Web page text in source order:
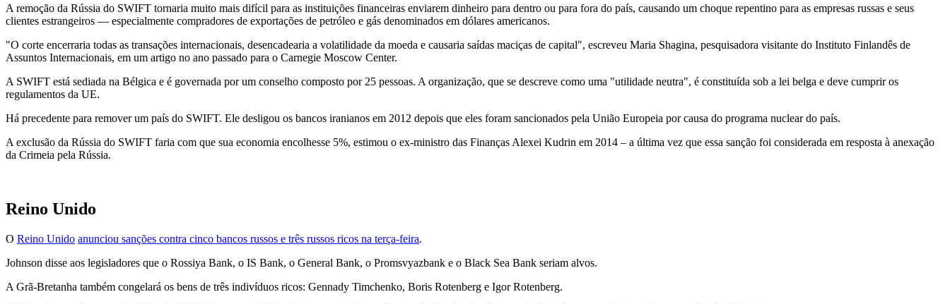
A remoção da Rússia do SWIFT tornaria muito mais difícil para as instituições financeiras enviarem dinheiro para dentro ou para fora do país, causando um choque repentino para as empresas russas e seus
clientes estrangeiros — especialmente compradores de exportações de petróleo e gás denominados em dólares americanos.
"O corte encerraria todas as transações internacionais, desencadearia a volatilidade da moeda e causaria saídas maciças de capital", escreveu Maria Shagina, pesquisadora visitante do Instituto Finlandês de
Assuntos Internacionais, em um artigo no ano passado para o Carnegie Moscow Center.
A SWIFT está sediada na Bélgica e é governada por um conselho composto por 25 pessoas. A organização, que se descreve como uma "utilidade neutra", é constituída sob a lei belga e deve cumprir os
regulamentos da UE.
Há precedente para remover um país do SWIFT. Ele desligou os bancos iranianos em 2012 depois que eles foram sancionados pela União Europeia por causa do programa nuclear do país.
A exclusão da Rússia do SWIFT faria com que sua economia encolhesse 5%, estimou o ex-ministro das Finanças Alexei Kudrin em 2014 – a última vez que essa sanção foi considerada em resposta à anexação
da Crimeia pela Rússia.
Reino Unido
O Reino Unido anunciou sanções contra cinco bancos russos e três russos ricos na terça-feira.
Johnson disse aos legisladores que o Rossiya Bank, o IS Bank, o General Bank, o Promsvyazbank e o Black Sea Bank seriam alvos.
A Grã-Bretanha também congelará os bens de três indivíduos ricos: Gennady Timchenko, Boris Rotenberg e Igor Rotenberg.